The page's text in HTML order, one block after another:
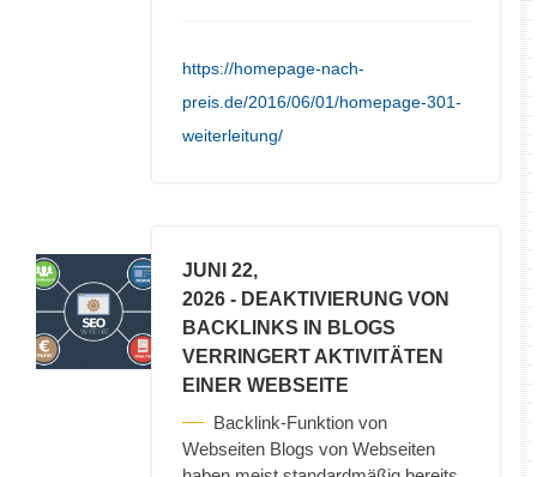
https://homepage-nach-
preis.de/2016/06/01/homepage-301-
weiterleitung/
JUNI 22,
2026 - DEAKTIVIERUNG VON
BACKLINKS IN BLOGS
VERRINGERT AKTIVITÄTEN
EINER WEBSEITE
Backlink-Funktion von
Webseiten Blogs von Webseiten